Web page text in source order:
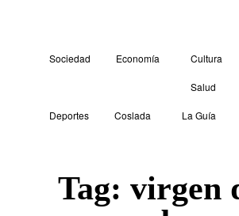
Sociedad Economía Cultura
Salud
Deportes Coslada La Guía
Tag: virgen